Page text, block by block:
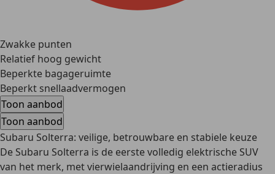
Zwakke punten
Relatief hoog gewicht
Beperkte bagageruimte
Beperkt snellaadvermogen
Toon aanbod
Toon aanbod
Subaru Solterra: veilige, betrouwbare en stabiele keuze
De Subaru Solterra is de eerste volledig elektrische SUV
van het merk, met vierwielaandrijving en een actieradius